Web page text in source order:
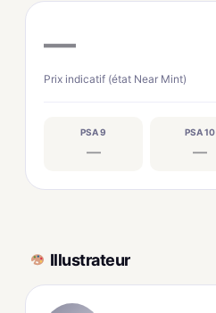
—
Prix indicatif (état Near Mint)
PSA 9
—
PSA 10
—
Illustrateur